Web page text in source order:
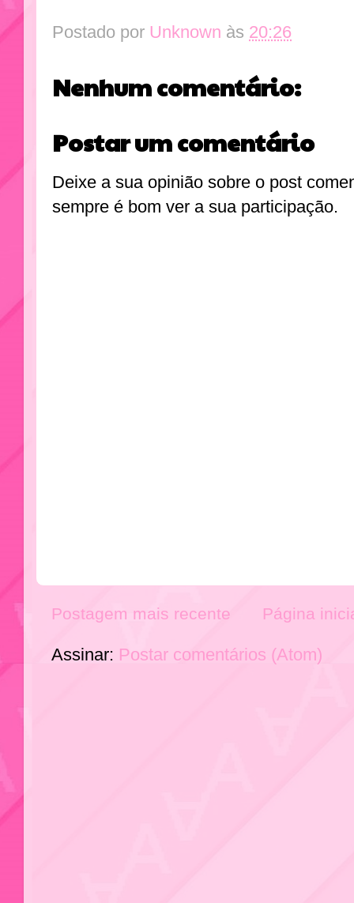
Postado por Unknown às 20:26
Nenhum comentário:
Postar um comentário
Deixe a sua opinião sobre o post
sempre é bom ver a sua participação.
Postagem mais recente Página
Assinar: Postar comentários (Atom)